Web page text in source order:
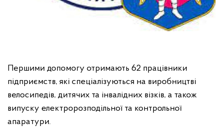
Першими допомогу отримають 62 працівники
підприємств, які спеціалізуються на виробництві
велосипедів, дитячих та інвалідних візків, а також
випуску електророзподільної та контрольної
апаратури.